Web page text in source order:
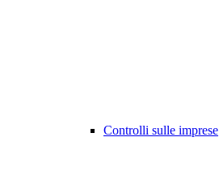
Controlli sulle imprese